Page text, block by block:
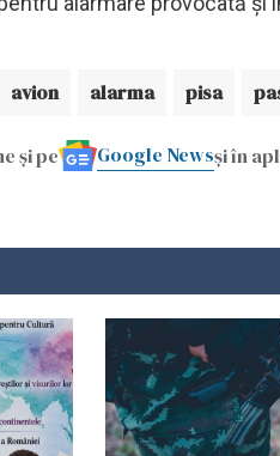
avion alarma pisa
și pe Google Newsși în